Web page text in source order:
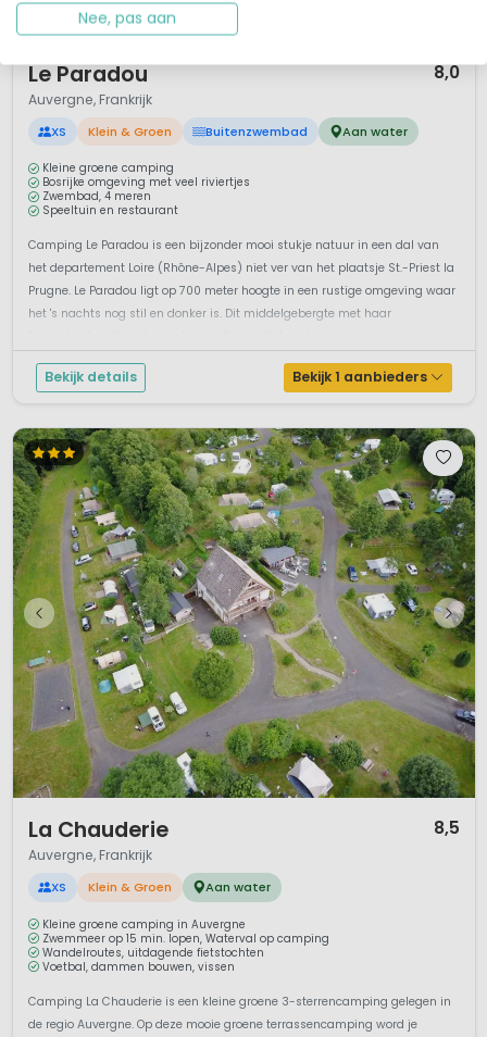
Le Paradou 8,0
Auvergne, Frankrijk
XS Klein & Groen Buitenzwembad Aan water
Kleine groene camping
Bosrijke omgeving met veel riviertjes
Zwembad, 4 meren
Speeltuin en restaurant
Camping Le Paradou is een bijzonder mooi stukje natuur in een dal van
het departement Loire (Rhône-Alpes) niet ver van het plaatsje St.-Priest la
Prugne. Le Paradou ligt op 700 meter hoogte in een rustige omgeving waar
het 's nachts nog stil en donker is. Dit middelgebergte met haar
Bekijk details Bekijk 1 aanbieders
La Chauderie 8,5
Auvergne, Frankrijk
XS Klein & Groen Aan water
Kleine groene camping in Auvergne
Zwemmeer op 15 min. lopen, Waterval op camping
Wandelroutes, uitdagende fietstochten
Voetbal, dammen bouwen, vissen
Camping La Chauderie is een kleine groene 3-sterrencamping gelegen in
de regio Auvergne. Op deze mooie groene terrassencamping word je
Nee, pas aan